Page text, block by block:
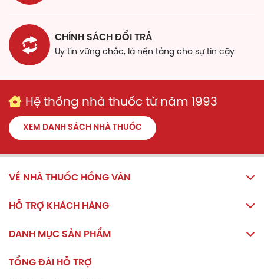
độ C, tránh ánh sáng.
Để xa tầm tay trẻ em.
CHÍNH SÁCH ĐỔI TRẢ
Uy tín vững chắc, là nền tảng cho sự tin cậy
Hệ thống nhà thuốc từ năm 1993
XEM DANH SÁCH NHÀ THUỐC
VỀ NHÀ THUỐC HỒNG VÂN
HỖ TRỢ KHÁCH HÀNG
DANH MỤC SẢN PHẨM
TỔNG ĐÀI HỖ TRỢ